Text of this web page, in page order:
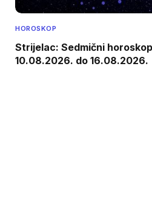
HOROSKOP
Strijelac: Sedmični
10.08.2026. do 16.08.2026.